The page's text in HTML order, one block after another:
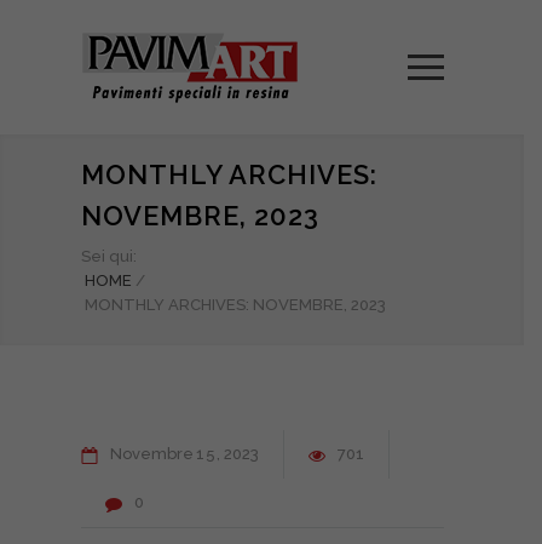
MONTHLY ARCHIVES:
NOVEMBRE, 2023
Sei qui:
HOME /
MONTHLY ARCHIVES: NOVEMBRE, 2023
Novembre 15 2023 701
0